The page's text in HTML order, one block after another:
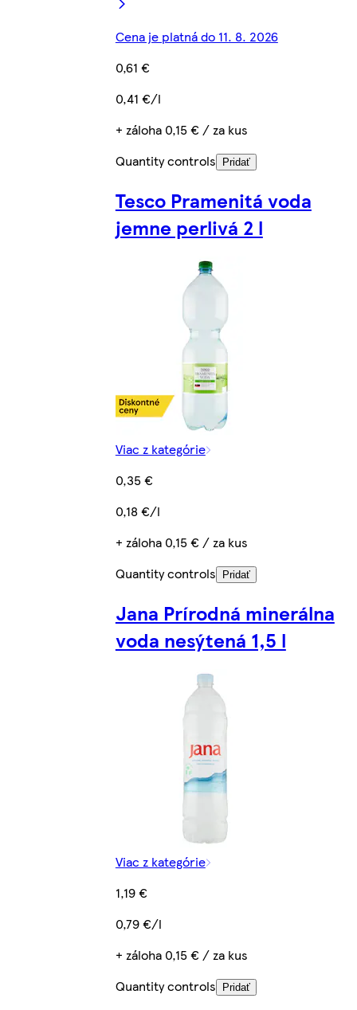
Cena je platná do 11. 8. 2026
0,61 €
0,41 €/l
+ záloha 0,15 € / za kus
Quantity controls
Pridať
Tesco Pramenitá voda
jemne perlivá 2 l
Viac z kategórie
0,35 €
0,18 €/l
+ záloha 0,15 € / za kus
Quantity controls
Pridať
Jana Prírodná minerálna
voda nesýtená 1,5 l
Viac z kategórie
1,19 €
0,79 €/l
+ záloha 0,15 € / za kus
Quantity controls
Pridať